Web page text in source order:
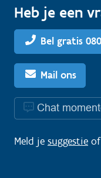
Heb je een
Bel gratis
Mail ons
Chat
Meld je suggestie of